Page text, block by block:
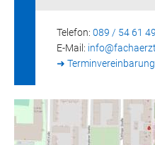
Telefon: 089 / 54 61
E-Mail: info@
➜ Terminvereinbarung